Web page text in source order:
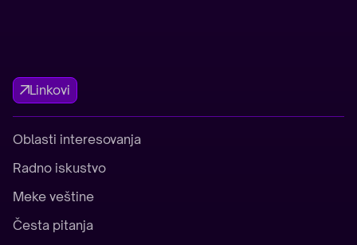
Linkovi
Oblasti interesovanja
Radno iskustvo
Meke veštine
Česta pitanja